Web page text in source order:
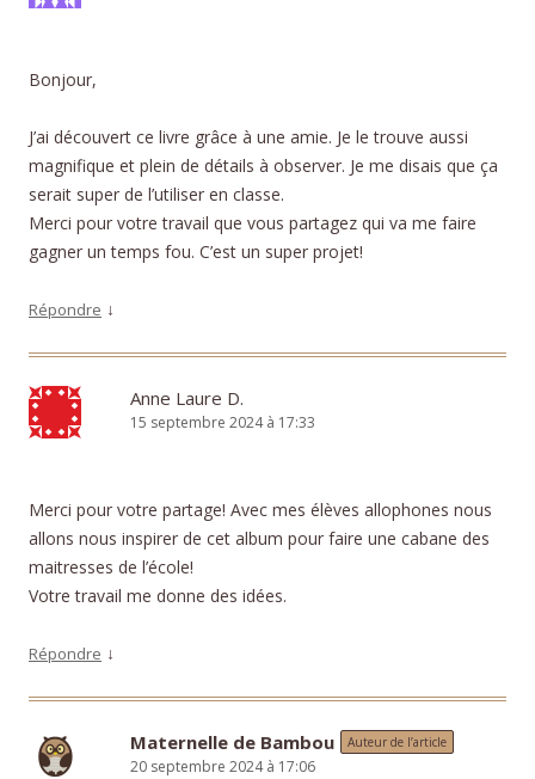
Bonjour,
J’ai découvert ce livre grâce à une amie. Je le trouve aussi
magnifique et plein de détails à observer. Je me disais que ça
serait super de l’utiliser en classe.
Merci pour votre travail que vous partagez qui va me faire
gagner un temps fou. C’est un super projet!
Répondre ↓
Anne Laure D.
15 septembre 2024 à 17:33
Merci pour votre partage! Avec mes élèves allophones nous
allons nous inspirer de cet album pour faire une cabane des
maitresses de l’école!
Votre travail me donne des idées.
Répondre ↓
Maternelle de Bambou Auteur de l’article
20 septembre 2024 à 17:06